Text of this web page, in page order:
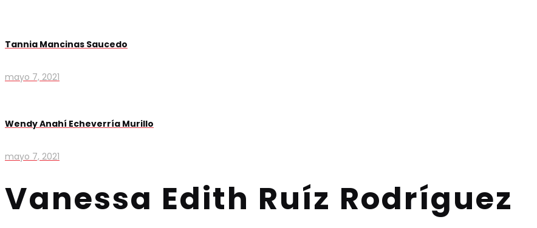
Tannia Mancinas Saucedo
mayo 7, 2021
Wendy Anahí Echeverría Murillo
mayo 7, 2021
Vanessa Edith Ruíz Rodríguez